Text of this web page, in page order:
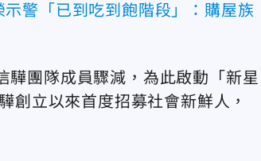
警「已到吃到飽階段」：購屋族
驊團隊成員驟減，為此啟動「新星
創立以來首度招募社會新鮮人，